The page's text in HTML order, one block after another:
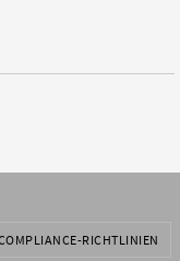
RICHTLINIEN